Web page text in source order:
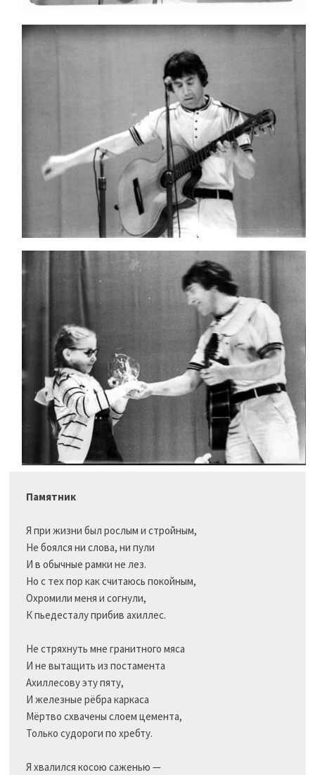
Памятник
Я при жизни был рослым и стройным,
Не боялся ни слова, ни пули
И в обычные рамки не лез.
Но с тех пор как считаюсь покойным,
Охромили меня и согнули,
К пьедесталу прибив ахиллес.
Не стряхнуть мне гранитного мяса
И не вытащить из постамента
Ахиллесову эту пяту,
И железные рёбра каркаса
Мёртво схвачены слоем цемента,
Только судороги по хребту.
Я хвалился косою саженью —